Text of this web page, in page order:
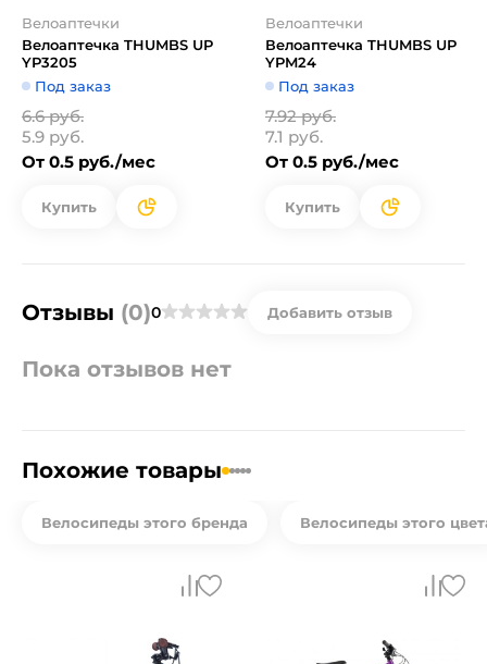
Велоаптечки
Велоаптечка THUMBS UP
YP3205
Под заказ
6.6 руб.
5.9 руб.
От 0.5 руб./мес
Купить
Велоаптечки
Велоаптечка THUMBS UP
YPM24
Под заказ
7.92 руб.
7.1 руб.
От 0.5 руб./мес
Купить
Отзывы (0)0 Добавить отзыв
Пока отзывов нет
Похожие товары
Велосипеды этого бренда Велосипеды этого